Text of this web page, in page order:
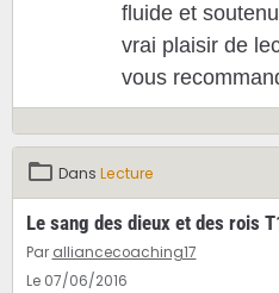
fluide et
vrai plaisir de
vous
Dans Lecture
Le sang des dieux et des rois
Par alliancecoaching17
Le 07/06/2016